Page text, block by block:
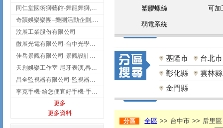
同仁堂國術獅藝館-舞龍舞獅,台中舞龍舞獅
奇蹟娛樂樂團–樂團活動企劃,台中樂團表演,台中婚禮樂團
汶展工業股份有限公司
微展光電有限公司-台中光學鍍膜,optical filter taiwan,台灣光學鍍膜
佳岳景觀有限公司-景觀設計公司,台北景觀設計,台北景觀工程,中山區景觀設計
天創娛樂工作室-尾牙表演,春酒表演,板橋尾牙表演
昌全監視器有限公司-監視器安裝,高雄監視器安裝,鳳山區監視器安裝
李克手機-給您便宜好手機-手機收購,屏東手機收購
更多
更多資料
塑膠螺絲 可加
弱電系統
基隆市
台北市
彰化縣
雲林縣
金門縣
分區 全區 >> 台中市 >> 后里區